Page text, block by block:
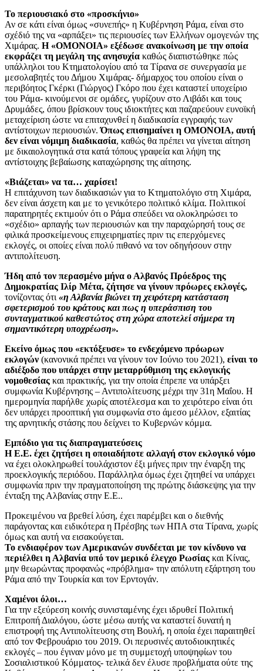
Το περιουσιακό στο «προσκήνιο»
Αν σε κάτι είναι όμως «συνεπής» η Κυβέρνηση Ράμα, είναι στο
σχέδιό της να «αρπάξει» τις περιουσίες των Ελλήνων ομογενών της
Χιμάρας. Η «ΟΜΟΝΟΙΑ» εξέδωσε ανακοίνωση με την οποία
εκφράζει τη μεγάλη της ανησυχία καθώς διαπιστώθηκε πώς
υπάλληλοι του Κτηματολογίου από τα Τίρανα σε συνεργασία με
μεσολαβητές του Δήμου Χιμάρας- δήμαρχος του οποίου είναι ο
περιβόητος Γκέρκι (Γιώργος) Γκόρο που έχει καταστεί υποχείριο
του Ράμα- κινούμενοι σε ομάδες, γυρίζουν στο Λιβάδι και τους
Δρυμάδες, όπου βρίσκουν τους ιδιοκτήτες και παζαρεύουν ευνοϊκή
μεταχείριση ώστε να επιταχυνθεί η διαδικασία εγγραφής των
αντίστοιχων περιουσιών.Όπως επισημαίνει η ΟΜΟΝΟΙΑ, αυτή
δεν είναι νόμιμη διαδικασία, καθώς θα πρέπει να γίνεται αίτηση
με δικαιολογητικά στα κατά τόπους γραφεία και λήψη της
αντίστοιχης βεβαίωσης καταχώρησης της αίτησης.
«Βιάζεται» να τα… χαρίσει!
Η επιτάχυνση των διαδικασιών για το Κτηματολόγιο στη Χιμάρα,
δεν είναι άσχετη και με το γενικότερο πολιτικό κλίμα. Πολιτικοί
παρατηρητές εκτιμούν ότι ο Ράμα σπεύδει να ολοκληρώσει το
«σχέδιο» αρπαγής των περιουσιών και την παραχώρησή τους σε
φιλικά προσκείμενους επιχειρηματίες πριν τις επερχόμενες
εκλογές, οι οποίες είναι πολύ πιθανό να τον οδηγήσουν στην
αντιπολίτευση.
Ήδη από τον περασμένο μήνα ο Αλβανός Πρόεδρος της
Δημοκρατίας Ιλίρ Μέτα, ζήτησε να γίνουν πρόωρες εκλογές,
τονίζοντας ότι «η Αλβανία βιώνει τη χειρότερη κατάσταση
σφετερισμού του κράτους και πως η υπεράσπιση του
συνταγματικού καθεστώτος στη χώρα αποτελεί σήμερα τη
σημαντικότερη υποχρέωση».
Εκείνο όμως που «εκτόξευσε» το ενδεχόμενο πρόωρων
εκλογών (κανονικά πρέπει να γίνουν τον Ιούνιο του 2021), είναι το
αδιέξοδο που υπάρχει στην μεταρρύθμιση της εκλογικής
νομοθεσίας και πρακτικής, για την οποία έπρεπε να υπάρξει
συμφωνία Κυβέρνησης – Αντιπολίτευσης μέχρι την 31η Μαΐου. Η
ημερομηνία παρήλθε χωρίς αποτέλεσμα και το χειρότερο είναι ότι
δεν υπάρχει προοπτική για συμφωνία στο άμεσο μέλλον, εξαιτίας
της αρνητικής στάσης που δείχνει το Κυβερνών κόμμα.
Εμπόδιο για τις διαπραγματεύσεις
Η Ε.Ε. έχει ζητήσει η οποιαδήποτε αλλαγή στον εκλογικό νόμο
να έχει ολοκληρωθεί τουλάχιστον έξι μήνες πριν την έναρξη της
προεκλογικής περιόδου. Παράλληλα όμως έχει ζητηθεί να υπάρχει
συμφωνία πριν την πραγματοποίηση της πρώτης διάσκεψης για την
ένταξη της Αλβανίας στην Ε.Ε..
Προκειμένου να βρεθεί λύση, έχει παρέμβει και ο διεθνής
παράγοντας και ειδικότερα η Πρέσβης των ΗΠΑ στα Τίρανα, χωρίς
όμως και αυτή να εισακούγεται.
Το ενδιαφέρον των Αμερικανών συνδέεται με τον κίνδυνο να
περιέλθει η Αλβανία υπό τον μερικό έλεγχο Ρωσίας και Κίνας,
μην θεωρώντας προφανώς «πρόβλημα» την απόλυτη εξάρτηση του
Ράμα από την Τουρκία και τον Ερντογάν.
Χαμένοι όλοι…
Για την εξεύρεση κοινής συνισταμένης έχει ιδρυθεί Πολιτική
Επιτροπή Διαλόγου, ώστε μέσω αυτής να καταστεί δυνατή η
επιστροφή της Αντιπολίτευσης στη Βουλή, η οποία έχει παραιτηθεί
από τον Φεβρουάριο του 2019. Οι περυσινές αυτοδιοικητικές
εκλογές – που έγιναν μόνο με τη συμμετοχή υποψηφίων του
Σοσιαλιστικού Κόμματος- τελικά δεν έλυσε προβλήματα ούτε της